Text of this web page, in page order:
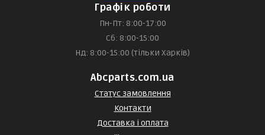
Графік роботи
Пн-Пт: 8:00-17:00
Сб: 8:00-15:00
Нд: 8:00-15:00 (тільки Харків)
Abcparts.com.ua
Статус замовлення
Контакти
Доставка і оплата